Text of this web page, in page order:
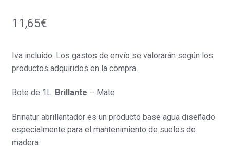
11,65€
Iva incluido. Los gastos de envío se valorarán según los
productos adquiridos en la compra.
Bote de 1L. Brillante – Mate
Brinatur abrillantador es un producto base agua diseñado
especialmente para el mantenimiento de suelos de
madera.